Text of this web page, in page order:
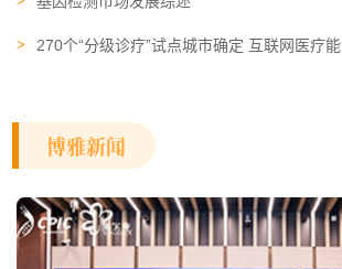
270个“分级诊疗”试点城市确定 互联网医疗能
博雅新闻